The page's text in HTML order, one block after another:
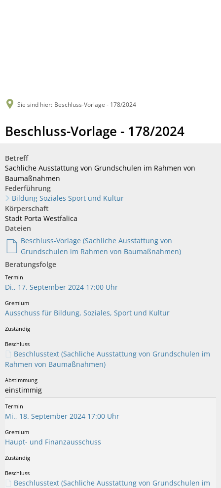
Sie sind hier: Beschluss-Vorlage - 178/2024
Beschluss-Vorlage - 178/2024
Betreff
Sachliche Ausstattung von Grundschulen im Rahmen von
Baumaßnahmen
Federführung
Bildung Soziales Sport und Kultur
Körperschaft
Stadt Porta Westfalica
Dateien
Beschluss-Vorlage (Sachliche Ausstattung von
Grundschulen im Rahmen von Baumaßnahmen)
Beratungsfolge
Di., 17. September 2024 17:00 Uhr
Ausschuss für Bildung, Soziales, Sport und Kultur
Beschlusstext (Sachliche Ausstattung von Grundschulen im
Rahmen von Baumaßnahmen)
einstimmig
Mi., 18. September 2024 17:00 Uhr
Haupt- und Finanzausschuss
Beschlusstext (Sachliche Ausstattung von Grundschulen im